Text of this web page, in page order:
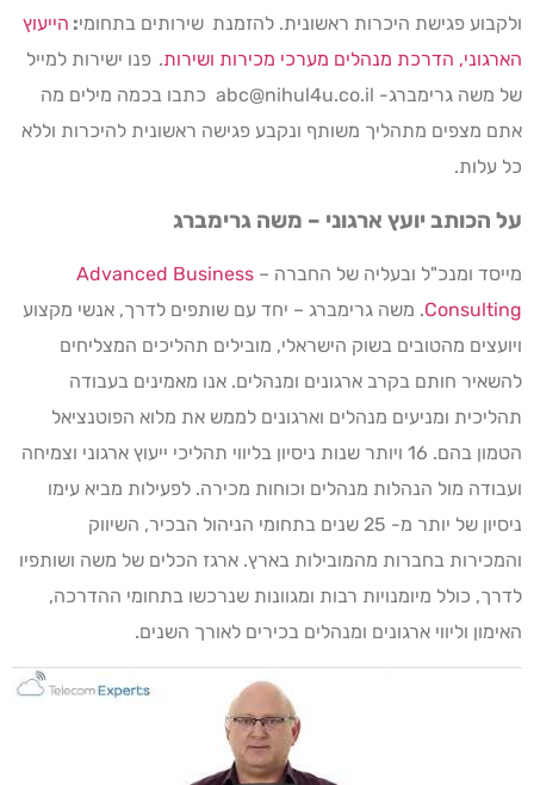
ולקבוע פגישת היכרות ראשונית. להזמנת שירותים בתחומי: הייעוץ
הארגוני, הדרכת מנהלים מערכי מכירות ושירות. פנו ישירות למייל
של משה גרימברג- abc@nihul4u.co.il כתבו בכמה מילים מה
אתם מצפים מתהליך משותף ונקבע פגישה ראשונית להיכרות וללא
כל עלות.
על הכותב יועץ ארגוני – משה גרימברג
מייסד ומנכ"ל ובעליה של החברה – Advanced Business
Consulting. משה גרימברג – יחד עם שותפים לדרך, אנשי מקצוע
ויועצים מהטובים בשוק הישראלי, מובילים תהליכים המצליחים
להשאיר חותם בקרב ארגונים ומנהלים. אנו מאמינים בעבודה
תהליכית ומניעים מנהלים וארגונים לממש את מלוא הפוטנציאל
הטמון בהם. 16 ויותר שנות ניסיון בליווי תהליכי ייעוץ ארגוני וצמיחה
ועבודה מול הנהלות מנהלים וכוחות מכירה. לפעילות מביא עימו
ניסיון של יותר מ- 25 שנים בתחומי הניהול הבכיר, השיווק
והמכירות בחברות מהמובילות בארץ. ארגז הכלים של משה ושותפיו
לדרך, כולל מיומנויות רבות ומגוונות שנרכשו בתחומי ההדרכה,
האימון וליווי ארגונים ומנהלים בכירים לאורך השנים.